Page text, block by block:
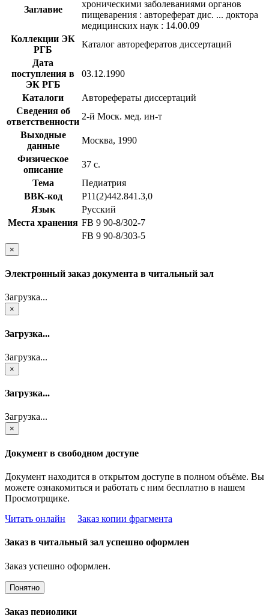
Заглавие
хроническими заболеваниями органов
пищеварения : автореферат дис. ... доктора
медицинских наук : 14.00.09
Коллекции ЭК
РГБ
Каталог авторефератов диссертаций
Дата
поступления в
ЭК РГБ
03.12.1990
Каталоги
Авторефераты диссертаций
Сведения об
ответственности
2-й Моск. мед. ин-т
Выходные
данные
Москва, 1990
Физическое
описание
37 с.
Тема
Педиатрия
BBK-код
Р11(2)442.841.3,0
Язык
Русский
Места хранения FB 9 90-8/302-7
FB 9 90-8/303-5
×
Электронный заказ документа в читальный зал
Загрузка...
×
Загрузка...
Загрузка...
×
Загрузка...
Загрузка...
×
Документ в свободном доступе
Документ находится в открытом доступе в полном объёме. Вы
можете ознакомиться и работать с ним бесплатно в нашем
Просмотрщике.
Читать онлайн
Заказ копии фрагмента
Заказ в читальный зал успешно оформлен
Заказ успешно оформлен.
Понятно
Заказ периодики